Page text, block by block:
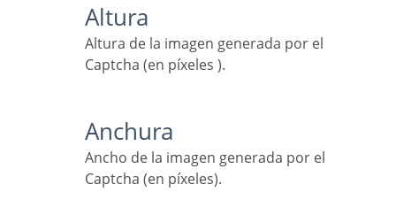
Altura
Altura de la imagen generada por el
Captcha (en píxeles ).
Anchura
Ancho de la imagen generada por el
Captcha (en píxeles).